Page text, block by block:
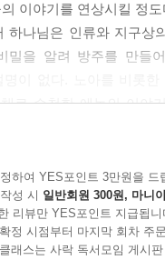
이야기를 연상시킬 정도
하나님은 인류와 지구
밀을 알려 방주를 만
로 승천한 에녹의 이야
벨탑을 쌓는 인간들을
다. 이들 이야기를 읽
(하나님의 나라)에 닿으
졌던 당시의 사람들이,
하여 YES포인트 3만원을 드
성 시 일반회원 300원, 마니
리뷰만 YES포인트 지급됩니
정 시점부터 마지막 회차 주
래스는 사락 독서모임 게시